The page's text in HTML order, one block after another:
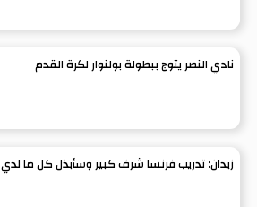
نادي النصر يتوج ببطولة بولنوار لكرة القدم
زيدان: تدريب فرنسا شرف كبير وسأبذل كل ما لدي